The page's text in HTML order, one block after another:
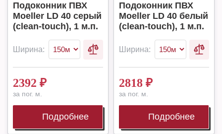
Подоконник ПВХ
Moeller LD 40 серый
(clean-touch), 1 м.п.
Ширина:
2392 ₽
за пог. м.
Подробнее
Подоконник ПВХ
Moeller LD 40 белый
(clean-touch), 1 м.п.
Ширина:
2818 ₽
за пог. м.
Подробнее